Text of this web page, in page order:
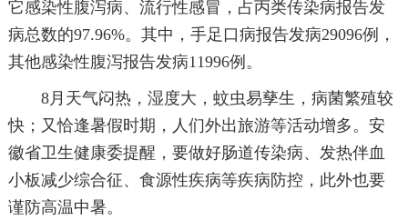
它感染性腹泻病、流行性感冒，占丙类传染病报告发
病总数的97.96%。其中，手足口病报告发病29096例，
其他感染性腹泻报告发病11996例。
8月天气闷热，湿度大，蚊虫易孳生，病菌繁殖较
快；又恰逢暑假时期，人们外出旅游等活动增多。安
徽省卫生健康委提醒，要做好肠道传染病、发热伴血
小板减少综合征、食源性疾病等疾病防控，此外也要
谨防高温中暑。